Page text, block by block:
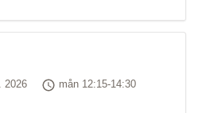
2026 Tid
mån 12:15-14:30